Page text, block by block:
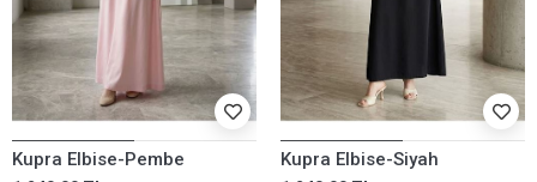
Kupra Elbise-Pembe Kupra Elbise-Siyah